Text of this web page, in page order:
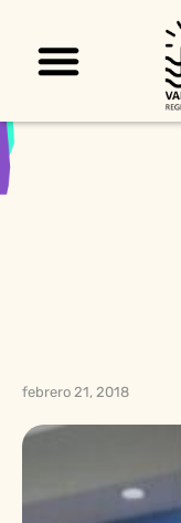
febrero 21, 2018